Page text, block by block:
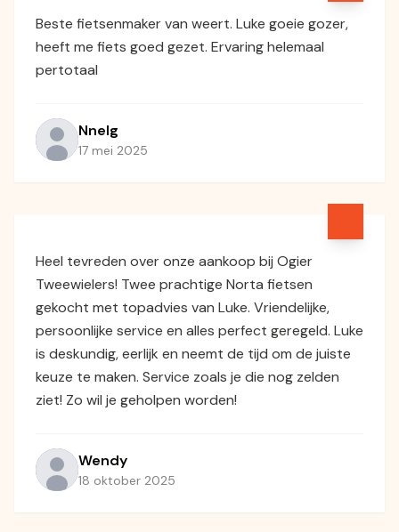
Beste fietsenmaker van weert. Luke goeie gozer,
heeft me fiets goed gezet. Ervaring helemaal
pertotaal
Nnelg
17 mei 2025
Heel tevreden over onze aankoop bij Ogier
Tweewielers! Twee prachtige Norta fietsen
gekocht met topadvies van Luke. Vriendelijke,
persoonlijke service en alles perfect geregeld. Luke
is deskundig, eerlijk en neemt de tijd om de juiste
keuze te maken. Service zoals je die nog zelden
ziet! Zo wil je geholpen worden!
Wendy
18 oktober 2025